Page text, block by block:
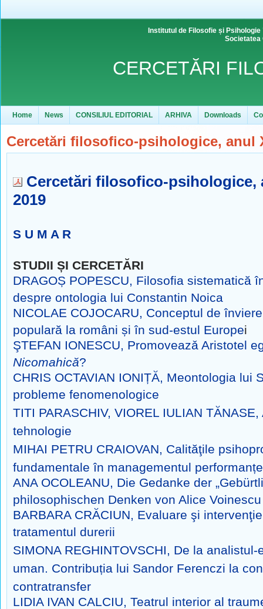
Institutul de Filosofie și
Societatea
CERCETĂRI
Home News CONSILIUL EDITORIAL ARHIVA Downloads
Cercetări filosofico-psihologice, anul
Cercetări filosofico-psihologice,
2019
S U M A R
STUDII ȘI CERCETĂRI
DRAGOȘ POPESCU, Filosofia sistematică
despre ontologia lui Constantin Noica
NICOLAE COJOCARU, Conceptul de
populară la români și în sud-estul Europei
ŞTEFAN IONESCU, Promoveazǎ Aristotel
Nicomahică?
CHRIS OCTAVIAN IONIȚĂ, Meontologia lui
probleme fenomenologice
TITI PARASCHIV, VIOREL IULIAN
tehnologie
MIHAI PETRU CRAIOVAN, Calităţile
fundamentale în managementul
ANA OCOLEANU, Die Gedanke der
philosophischen Denken von Alice
BARBARA CRĂCIUN, Evaluare şi
tratamentul durerii
SIMONA REGHINTOVSCHI, De la
uman. Contribuția lui Sandor Ferenczi la
contratransfer
LIDIA IVAN CALCIU, Teatrul interior al